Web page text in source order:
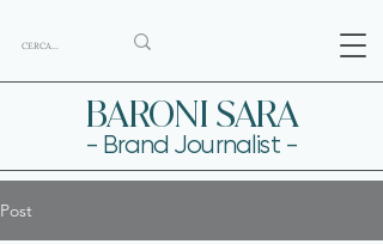
BARONI SARA
- Brand Journalist -
Post